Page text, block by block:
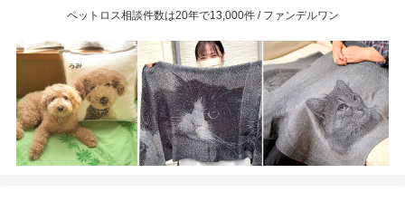
ペットロス相談件数は20年で13,000件 / ファンデルワン